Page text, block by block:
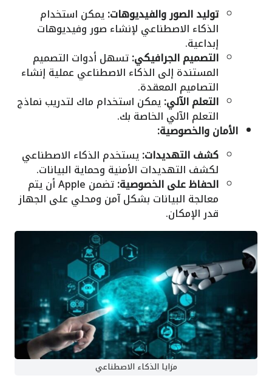
توليد الصور والفيديوهات:يمكن استخدام
الذكاء الاصطناعي لإنشاء صور وفيديوهات
إبداعية.
التصميم الجرافيكي:تسهل أدوات التصميم
المستندة إلى الذكاء الاصطناعي عملية إنشاء
التصاميم المعقدة.
التعلم الآلي:يمكن استخدام ماك لتدريب نماذج
التعلم الآلي الخاصة بك.
الأمان والخصوصية:
كشف التهديدات:يستخدم الذكاء الاصطناعي
لكشف التهديدات الأمنية وحماية البيانات.
الحفاظ على الخصوصية: تضمن Apple أن يتم
معالجة البيانات بشكل آمن ومحلي على الجهاز
قدر الإمكان.
مزايا الذكاء الاصطناعي